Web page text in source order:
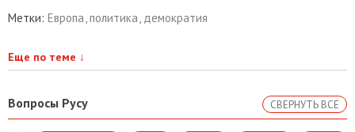
Метки: Европа,политика, демократия
Еще по теме ↓
Вопросы Русу СВЕРНУТЬ ВСЕ